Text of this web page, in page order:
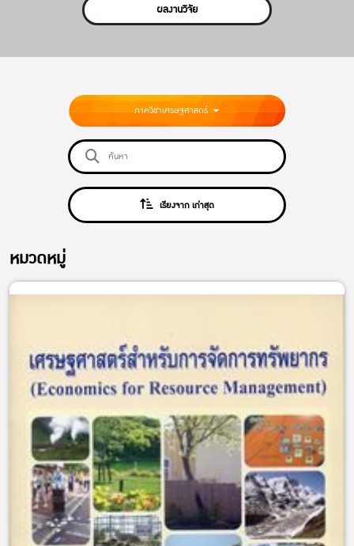
ผลงานวิจัย
ภาควิชาเศรษฐศาสตร์
เรียงจาก เก่าสุด
หมวดหมู่